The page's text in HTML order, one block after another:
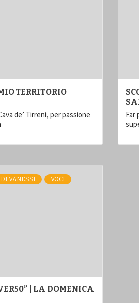
TERRITORIO
de’ Tirreni, per passione
Far
VANESSI VOCI
| LA DOMENICA